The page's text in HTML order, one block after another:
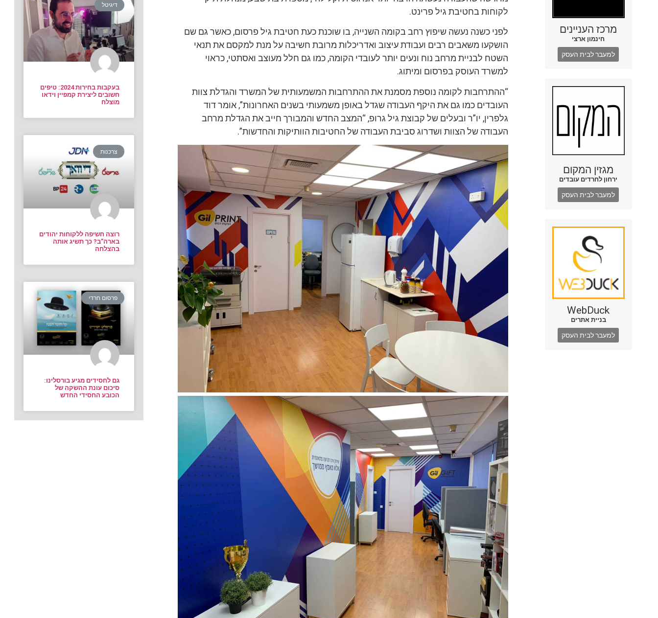
מרכז העניינים
חינמון ארצי
למעבר לבית העסק
מגזין המקום
ירחון לחרדים עובדים
למעבר לבית העסק
WebDuck
בניית אתרים
למעבר לבית העסק
לקוחות בחטיבת גיל פרינט.
לפני כשנה נעשה שיפוץ רחב בקומה השנייה, בו שוכנת כעת חטיבת גיל פרסום, כאשר גם שם
הושקעו משאבים רבים ועבודת עיצוב ואדריכלות מרובת חשיבה על מנת למקסם את תנאי
השטח לבניית מרחב נוח ונעים יותר לעובדי הקומה, כמו גם חלל מעוצב ואסתטי, כראוי
למשרד העוסק בפרסום ומיתוג.
“ההתרחבות לקומה נוספת מסמנת את ההתרחבות המשמעותית של המשרד והגדלת צוות
העובדים כמו גם את היקף העבודה שגדל באופן משמעותי בשנים האחרונות”, אומר דוד
גלפרין, יו”ר ובעלים של קבוצת גיל גרופ, “המצב החדש והמבורך חייב את הגדלת מרחב
העבודה של הצוות ושדרוג סביבת העבודה של החטיבות הוותיקות והחדשות”.
דיגיטל
בעקבות בחירות 2024: טיפים
חשובים ליצירת קמפיין וידאו
מוצלח
צרכנות
רוצה חשיפה ללקוחות יהודים
בארה”ב? כך תשיג אותה
בהצלחה
פרסום חרדי
גם לחסידים מגיע בורסלינו:
סיכום עונת ההשקה של
הכובע החסידי החדש